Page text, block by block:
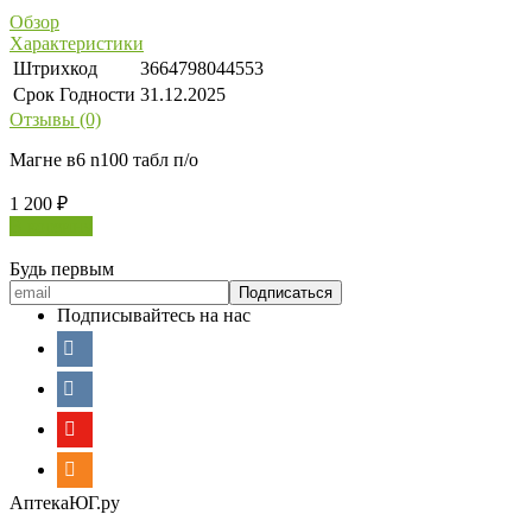
Обзор
Характеристики
Штрихкод
3664798044553
Срок Годности 31.12.2025
Отзывы (0)
Магне в6 n100 табл п/о
1 200 ₽
Будь первым
Подписывайтесь на нас
АптекаЮГ.ру